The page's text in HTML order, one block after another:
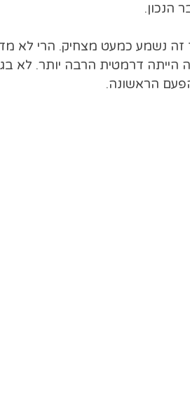
הנכון.
זה נשמע כמעט מצחיק. הרי לא
הייתה דרמטית הרבה יותר. לא
הראשונה.